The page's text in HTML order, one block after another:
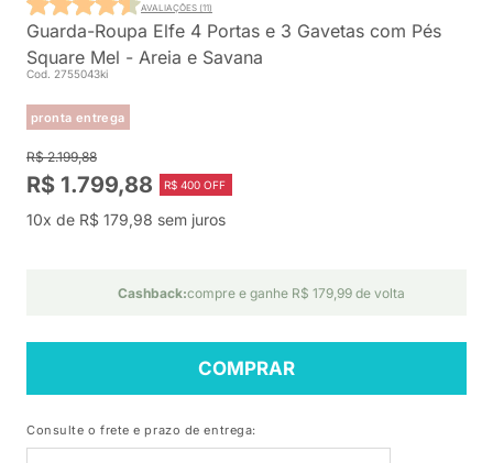
Guarda-Roupa Elfe 4 Portas e 3 Gavetas com Pés
Square Mel - Areia e Savana
Cod. 2755043ki
pronta entrega
AVALIAÇÕES (11)
R$ 2.199,88
R$ 1.799,88 R$ 400 OFF
10x de R$ 179,98 sem juros
Cashback:compre e ganhe R$ 179,99 de volta
COMPRAR
Consulte o frete e prazo de entrega: